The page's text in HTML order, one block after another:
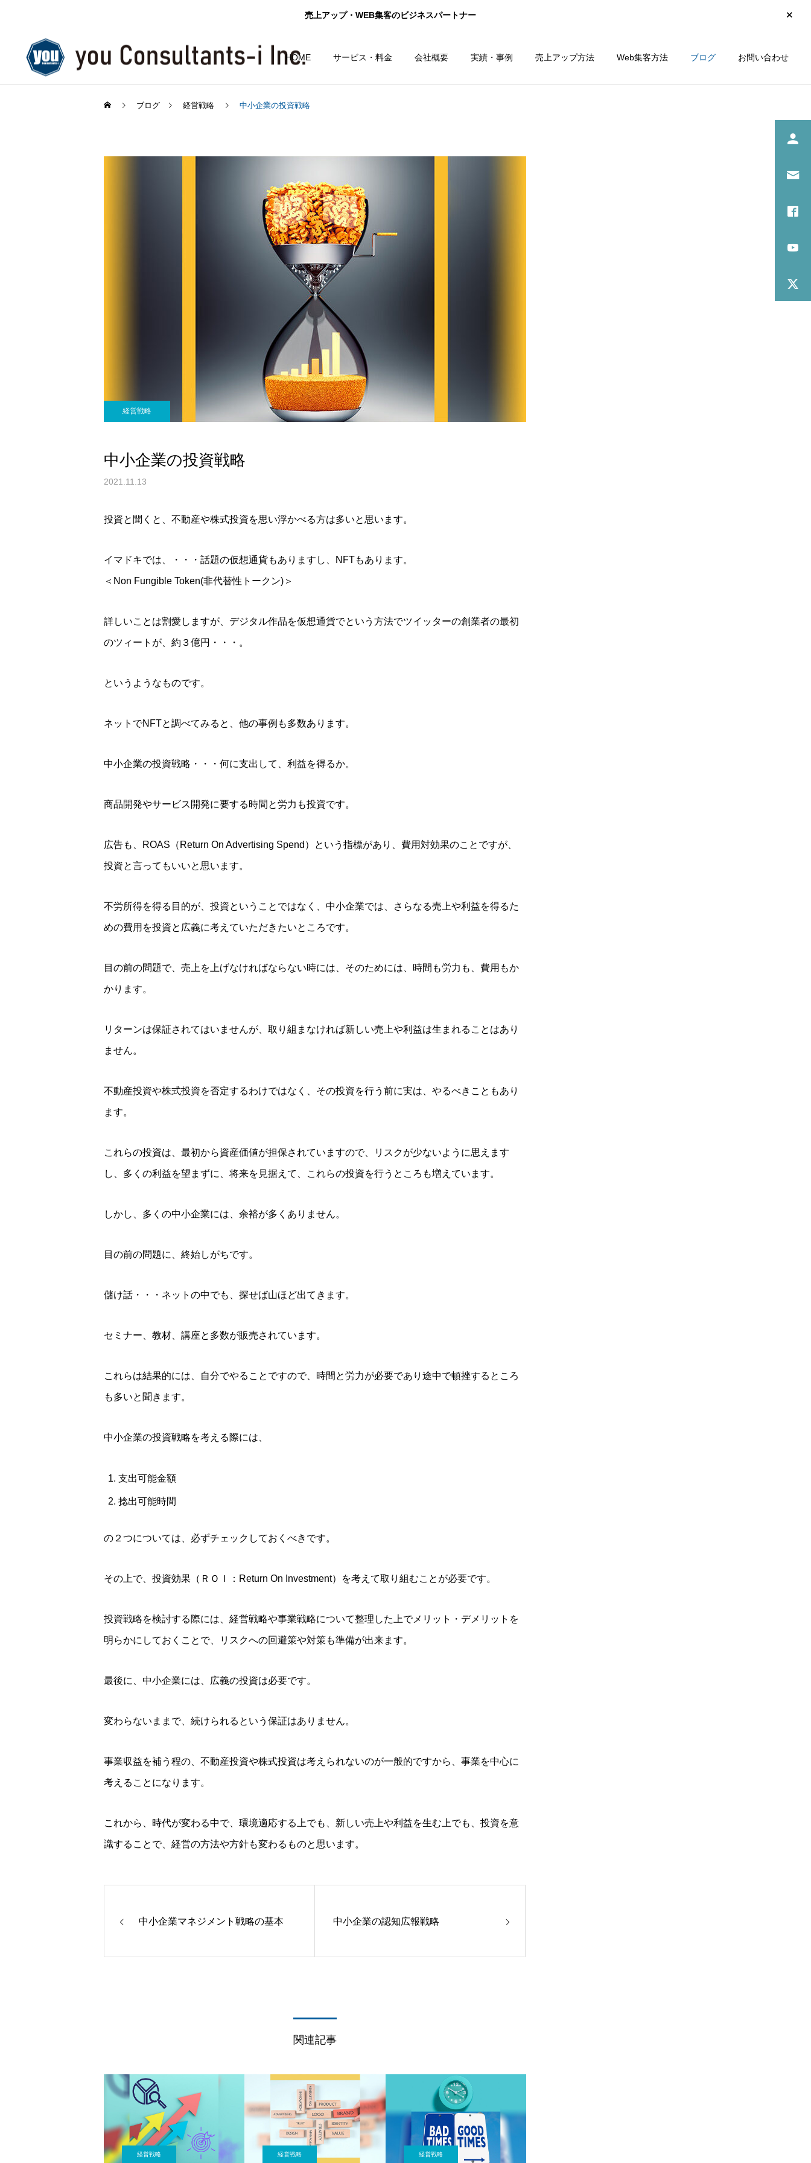
売上アップ・WEB集客のビジネスパートナー
HOME サービス・料金 会社概要 実績・事例 売上アップ方法 Web集客方法 ブログ お問い合わせ
ブログ 経営戦略 中小企業の投資戦略
経営戦略
中小企業の投資戦略
2021.11.13
投資と聞くと、不動産や株式投資を思い浮かべる方は多いと思います。
イマドキでは、・・・話題の仮想通貨もありますし、NFTもあります。
＜Non Fungible Token(非代替性トークン)＞
詳しいことは割愛しますが、デジタル作品を仮想通貨でという方法でツイッターの創業者の最初
のツィートが、約３億円・・・。
というようなものです。
ネットでNFTと調べてみると、他の事例も多数あります。
中小企業の投資戦略・・・何に支出して、利益を得るか。
商品開発やサービス開発に要する時間と労力も投資です。
広告も、ROAS（Return On Advertising Spend）という指標があり、費用対効果のことですが、
投資と言ってもいいと思います。
不労所得を得る目的が、投資ということではなく、中小企業では、さらなる売上や利益を得るた
めの費用を投資と広義に考えていただきたいところです。
目の前の問題で、売上を上げなければならない時には、そのためには、時間も労力も、費用もか
かります。
リターンは保証されてはいませんが、取り組まなければ新しい売上や利益は生まれることはあり
ません。
不動産投資や株式投資を否定するわけではなく、その投資を行う前に実は、やるべきこともあり
ます。
これらの投資は、最初から資産価値が担保されていますので、リスクが少ないように思えます
し、多くの利益を望まずに、将来を見据えて、これらの投資を行うところも増えています。
しかし、多くの中小企業には、余裕が多くありません。
目の前の問題に、終始しがちです。
儲け話・・・ネットの中でも、探せば山ほど出てきます。
セミナー、教材、講座と多数が販売されています。
これらは結果的には、自分でやることですので、時間と労力が必要であり途中で頓挫するところ
も多いと聞きます。
中小企業の投資戦略を考える際には、
支出可能金額
捻出可能時間
の２つについては、必ずチェックしておくべきです。
その上で、投資効果（ＲＯＩ：Return On Investment）を考えて取り組むことが必要です。
投資戦略を検討する際には、経営戦略や事業戦略について整理した上でメリット・デメリットを
明らかにしておくことで、リスクへの回避策や対策も準備が出来ます。
最後に、中小企業には、広義の投資は必要です。
変わらないままで、続けられるという保証はありません。
事業収益を補う程の、不動産投資や株式投資は考えられないのが一般的ですから、事業を中心に
考えることになります。
これから、時代が変わる中で、環境適応する上でも、新しい売上や利益を生む上でも、投資を意
識することで、経営の方法や方針も変わるものと思います。
中小企業マネジメント戦略の基本 中小企業の認知広報戦略
関連記事
経営戦略 経営戦略 経営戦略